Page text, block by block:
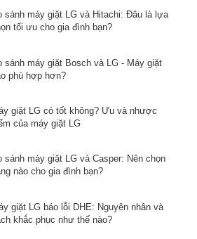
sánh máy giặt LG và Hitachi: Đâu là lựa
tối ưu cho gia đình bạn?
sánh máy giặt Bosch và LG - Máy giặt
phù hợp hơn?
giặt LG có tốt không? Ưu và nhược
của máy giặt LG
sánh máy giặt LG và Casper: Nên chọn
nào cho gia đình bạn?
giặt LG báo lỗi DHE: Nguyên nhân và
khắc phục như thế nào?